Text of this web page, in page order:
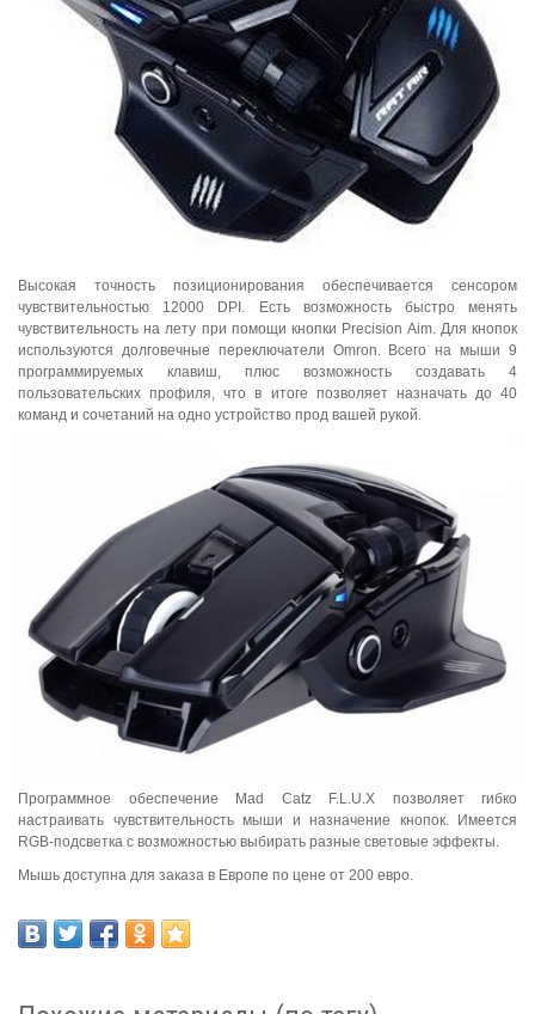
Высокая точность позиционирования обеспечивается сенсором
чувствительностью 12000 DPI. Есть возможность быстро менять
чувствительность на лету при помощи кнопки Precision Aim. Для кнопок
используются долговечные переключатели Omron. Всего на мыши 9
программируемых клавиш, плюс возможность создавать 4
пользовательских профиля, что в итоге позволяет назначать до 40
команд и сочетаний на одно устройство прод вашей рукой.
Программное обеспечение Mad Catz F.L.U.X позволяет гибко
настраивать чувствительность мыши и назначение кнопок. Имеется
RGB-подсветка с возможностью выбирать разные световые эффекты.
Мышь доступна для заказа в Европе по цене от 200 евро.